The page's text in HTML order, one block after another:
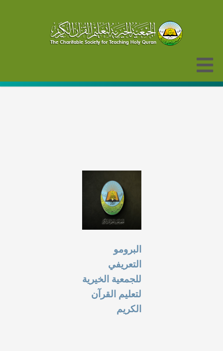
التعريفي
للجمعية الخيرية
لتعليم القرآن
الكريم